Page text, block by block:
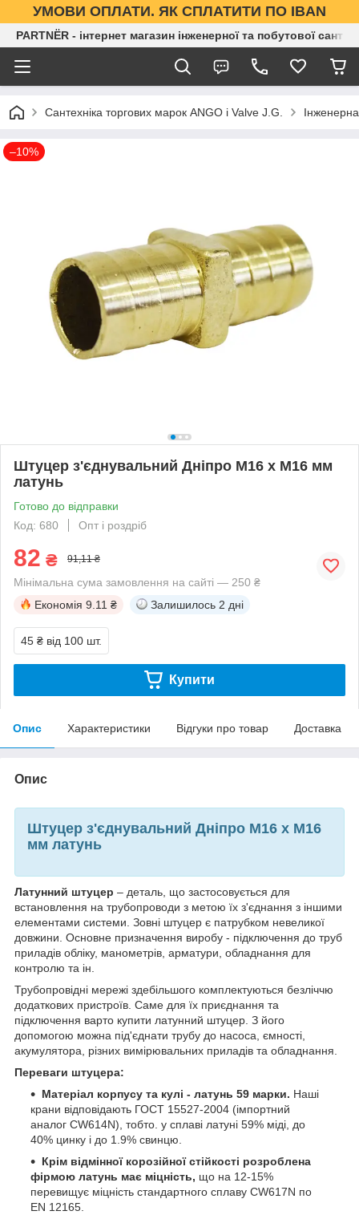
УМОВИ ОПЛАТИ. ЯК СПЛАТИТИ ПО IBAN
PARTNЁR - інтернет магазин інженерної та побутової
Сантехніка торгових марок ANGO і Valve J.G.
–10%
Штуцер з'єднувальний Дніпро М16 х М16 мм
латунь
Готово до відправки
Код: 680
Опт і роздріб
82 ₴ 91,11 ₴
Мінімальна сума замовлення на сайті — 250 ₴
Економія 9.11 ₴ Залишилось 2 дні
45 ₴ від 100 шт.
Купити
Опис Характеристики Відгуки про товар Доставка
Опис
Штуцер з'єднувальний Дніпро М16 х М16
мм латунь
Латунний штуцер – деталь, що застосовується для
встановлення на трубопроводи з метою їх з'єднання з іншими
елементами системи. Зовні штуцер є патрубком невеликої
довжини. Основне призначення виробу - підключення до труб
приладів обліку, манометрів, арматури, обладнання для
контролю та ін.
Трубопровідні мережі здебільшого комплектуються безліччю
додаткових пристроїв. Саме для їх приєднання та
підключення варто купити латунний штуцер. З його
допомогою можна під'єднати трубу до насоса, ємності,
акумулятора, різних вимірювальних приладів та обладнання.
Переваги штуцера:
Матеріал корпусу та кулі - латунь 59 марки. Наші
крани відповідають ГОСТ 15527-2004 (імпортний
аналог CW614N), тобто. у сплаві латуні 59% міді, до
40% цинку і до 1.9% свинцю.
Крім відмінної корозійної стійкості розроблена
фірмою латунь має міцність, що на 12-15%
перевищує міцність стандартного сплаву CW617N по
EN 12165.